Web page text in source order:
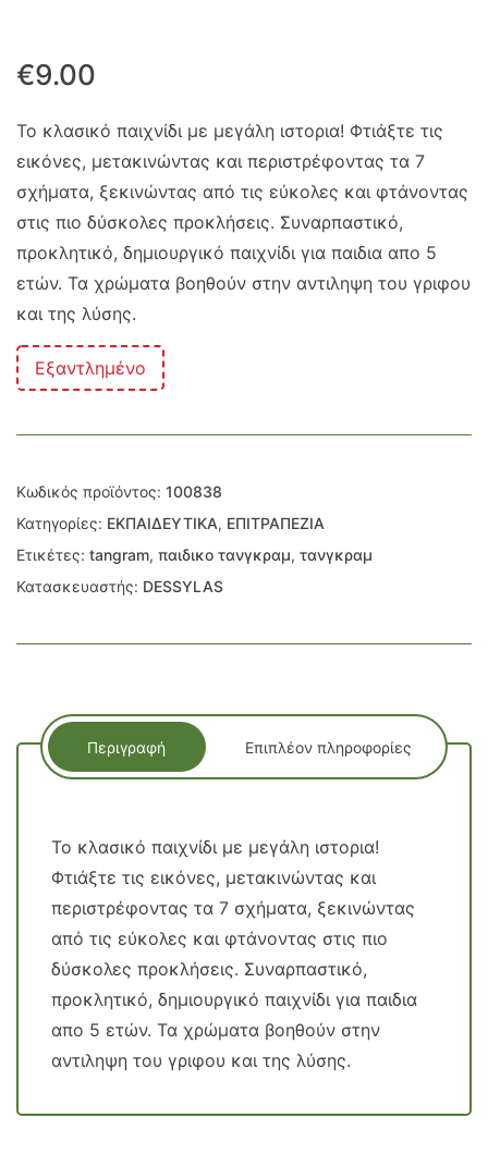
€9.00
Το κλασικό παιχνίδι με μεγάλη ιστορια! Φτιάξτε τις
εικόνες, μετακινώντας και περιστρέφοντας τα 7
σχήματα, ξεκινώντας από τις εύκολες και φτάνοντας
στις πιο δύσκολες προκλήσεις. Συναρπαστικό,
προκλητικό, δημιουργικό παιχνίδι για παιδια απο 5
ετών. Τα χρώματα βοηθούν στην αντιληψη του γριφου
και της λύσης.
Εξαντλημένο
Κωδικός προϊόντος: 100838
Κατηγορίες: ΕΚΠΑΙΔΕΥΤΙΚΑ, ΕΠΙΤΡΑΠΕΖΙΑ
Ετικέτες: tangram, παιδικο τανγκραμ, τανγκραμ
Κατασκευαστής: DESSYLAS
Περιγραφή Επιπλέον πληροφορίες
Το κλασικό παιχνίδι με μεγάλη ιστορια!
Φτιάξτε τις εικόνες, μετακινώντας και
περιστρέφοντας τα 7 σχήματα, ξεκινώντας
από τις εύκολες και φτάνοντας στις πιο
δύσκολες προκλήσεις. Συναρπαστικό,
προκλητικό, δημιουργικό παιχνίδι για παιδια
απο 5 ετών. Τα χρώματα βοηθούν στην
αντιληψη του γριφου και της λύσης.